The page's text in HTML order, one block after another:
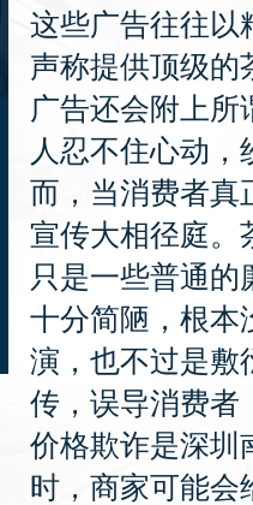
这些广告往往以
声称提供顶级的
广告还会附上
人忍不住心动
而，当消费者真
宣传大相径庭。
只是一些普通
十分简陋，根本
演，也不过是敷
传，误导消费者
价格欺诈是深圳
时，商家可能